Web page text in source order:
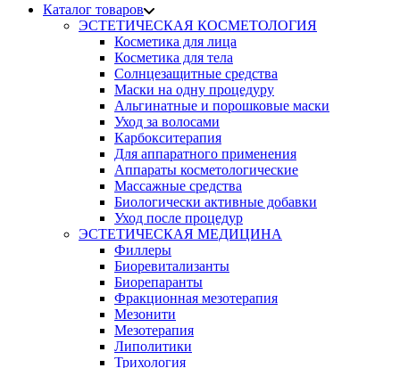
Каталог товаров
ЭСТЕТИЧЕСКАЯ КОСМЕТОЛОГИЯ
Косметика для лица
Косметика для тела
Солнцезащитные средства
Маски на одну процедуру
Альгинатные и порошковые маски
Уход за волосами
Карбокситерапия
Для аппаратного применения
Аппараты косметологические
Массажные средства
Биологически активные добавки
Уход после процедур
ЭСТЕТИЧЕСКАЯ МЕДИЦИНА
Филлеры
Биоревитализанты
Биорепаранты
Фракционная мезотерапия
Мезонити
Мезотерапия
Липолитики
Трихология